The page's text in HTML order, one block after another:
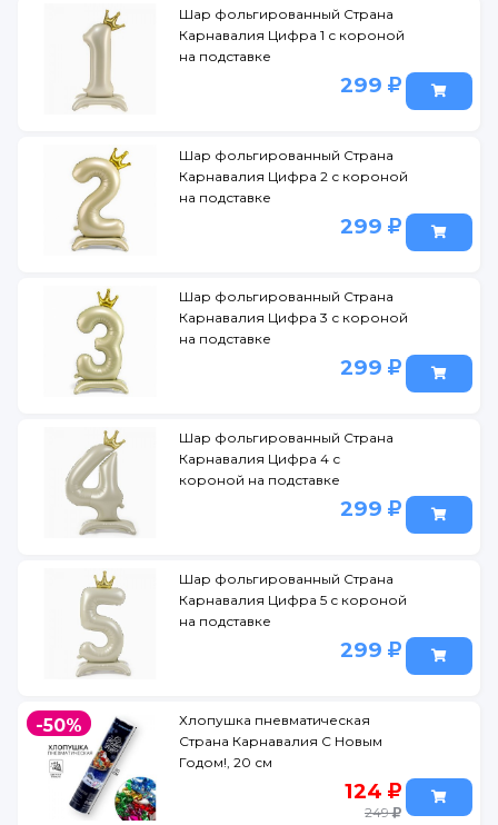
Шар фольгированный Страна
Карнавалия Цифра 1 с короной
на подставке
299
Шар фольгированный Страна
Карнавалия Цифра 2 с короной
на подставке
299
Шар фольгированный Страна
Карнавалия Цифра 3 с короной
на подставке
299
Шар фольгированный Страна
Карнавалия Цифра 4 с
короной на подставке
299
Шар фольгированный Страна
Карнавалия Цифра 5 с короной
на подставке
299
-50%
Хлопушка пневматическая
Страна Карнавалия С Новым
Годом!, 20 см
124
249